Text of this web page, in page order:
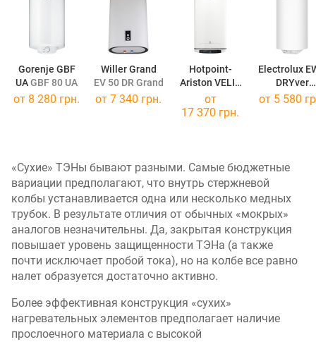
Gorenje GBF
UAGBF 80 UA
Willer Grand
EV 50 DR Grand
Hotpoint-
Ariston VELIS
PRO DRY WI-FI
VLS 80
Electrolux
DRYver
50 DRYver
от 8 280 грн. от 7 340 грн.
от
17 370 грн.
от 5 580
«Сухие» ТЭНы бывают разными. Самые бюджетные
вариации предполагают, что внутрь стержневой
колбы устанавливается одна или несколько медных
трубок. В результате отличия от обычных «мокрых»
аналогов незначительны. Да, закрытая конструкция
повышает уровень защищенности ТЭНа (а также
почти исключает пробой тока), но на колбе все равно
налет образуется достаточно активно.
Более эффективная конструкция «сухих»
нагревательных элементов предполагает наличие
прослоечного материала с высокой